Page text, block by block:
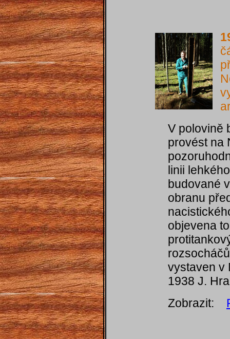
V polovině
provést na
linii
budované
obranu
objevena
vystaven v
1938 J.
Zobrazit: